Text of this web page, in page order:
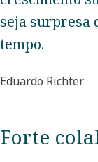
seja surpresa
tempo.
Eduardo Richter
Forte